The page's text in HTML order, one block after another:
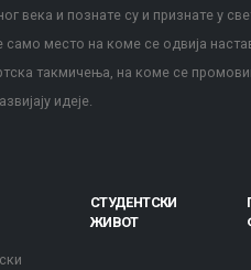
века и познате су и признате у
место на коме се одвија
такмичења, на коме се
идеје.
СТУДЕНТСКИ
ЖИВОТ